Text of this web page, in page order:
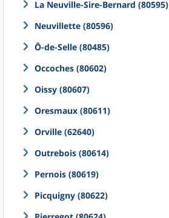
La Neuville-Sire-Bernard (80595)
Neuvillette (80596)
Ô-de-Selle (80485)
Occoches (80602)
Oissy (80607)
Oresmaux (80611)
Orville (62640)
Outrebois (80614)
Pernois (80619)
Picquigny (80622)